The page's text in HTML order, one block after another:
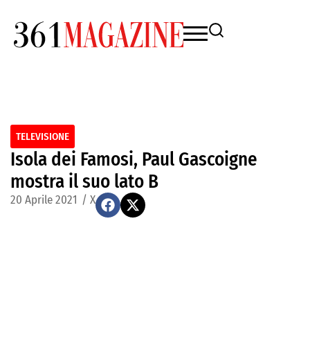
TELEVISIONE
Isola dei Famosi, Paul Gascoigne
mostra il suo lato B
20 Aprile 2021 / X